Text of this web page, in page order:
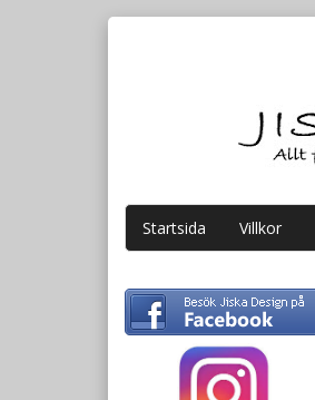
Startsida Villkor